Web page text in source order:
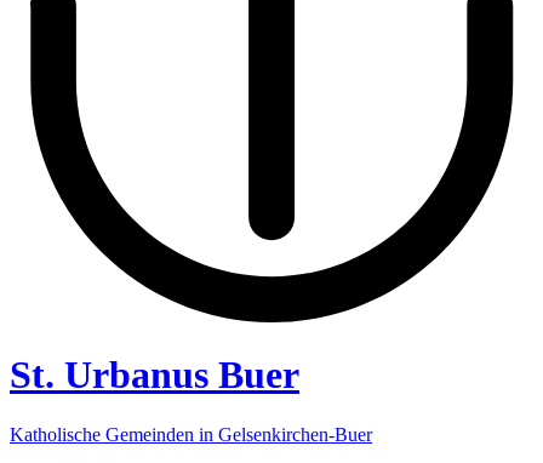
St. Urbanus Buer
Katholische Gemeinden in Gelsenkirchen-Buer